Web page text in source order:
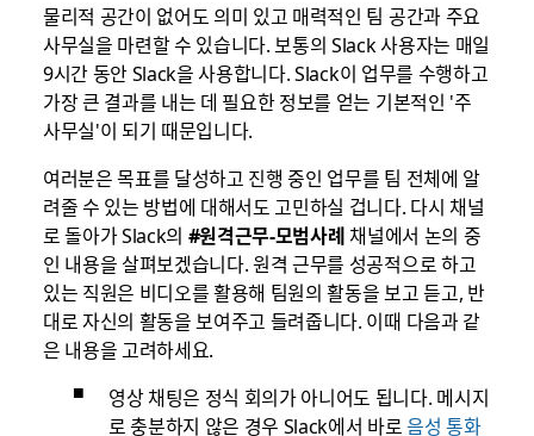
물리적 공간이 없어도 의미 있고 매력적인 팀 공간과 주요
사무실을 마련할 수 있습니다. 보통의 Slack 사용자는 매일
9시간 동안 Slack을 사용합니다. Slack이 업무를 수행하고
가장 큰 결과를 내는 데 필요한 정보를 얻는 기본적인 '주
사무실'이 되기 때문입니다.
여러분은 목표를 달성하고 진행 중인 업무를 팀 전체에 알
려줄 수 있는 방법에 대해서도 고민하실 겁니다. 다시 채널
로 돌아가 Slack의 #원격근무-모범사례 채널에서 논의 중
인 내용을 살펴보겠습니다. 원격 근무를 성공적으로 하고
있는 직원은 비디오를 활용해 팀원의 활동을 보고 듣고, 반
대로 자신의 활동을 보여주고 들려줍니다. 이때 다음과 같
은 내용을 고려하세요.
영상 채팅은 정식 회의가 아니어도 됩니다. 메시지
로 충분하지 않은 경우 Slack에서 바로음성 통화